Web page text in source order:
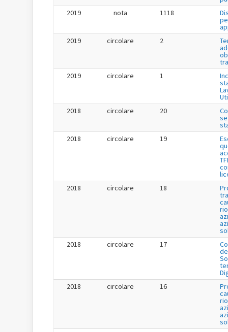
2019
nota 1118
2019
circolare 2
2019
circolare 1
2018
circolare 20
2018
circolare 19
2018
circolare 18
2018
circolare 17
2018
circolare 16